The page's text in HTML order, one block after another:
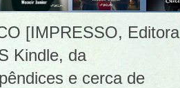
[IMPRESSO, Editora
Kindle, da
e cerca de